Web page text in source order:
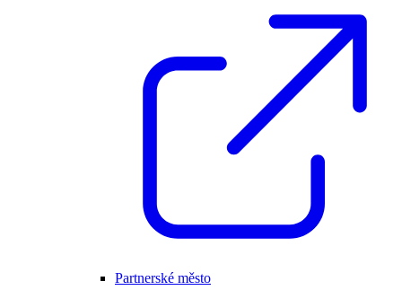
Partnerské město